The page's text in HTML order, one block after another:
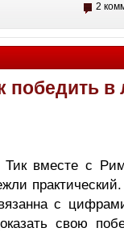
2
победить
вместе с
с
свою